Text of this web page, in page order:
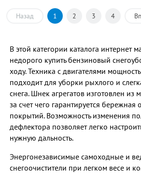
Назад 1 2 3 4
В этой категории каталога интернет
недорого купить бензиновый
ходу. Техника с двигателями
подходит для уборки рыхлого и
снега. Шнек агрегатов изготовлен из
за счет чего гарантируется бережная
покрытий. Возможность изменения
дефлектора позволяет легко
нужную дальность.
Энергонезависимые самоходные и
снегоочистители при легком весе и